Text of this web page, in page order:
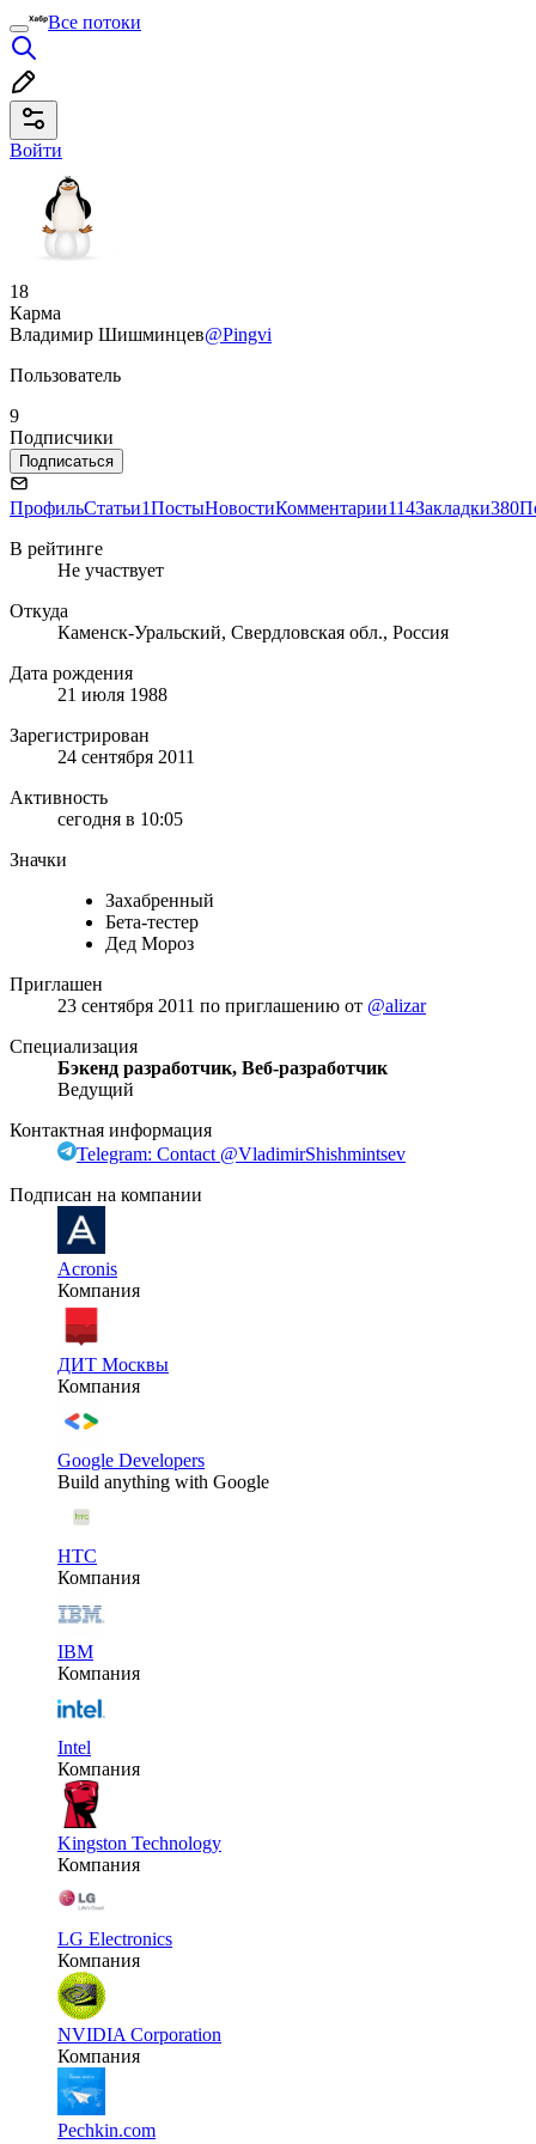
Все потоки
Войти
18
Карма
Владимир Шишминцев@Pingvi
Пользователь
9
Подписчики
Подписаться
ПрофильСтатьи1ПостыНовостиКомментарии114Закладки380
В рейтинге
Не участвует
Откуда
Каменск-Уральский, Свердловская обл., Россия
Дата рождения
21 июля 1988
Зарегистрирован
24 сентября 2011
Активность
сегодня в 10:05
Значки
Захабренный
Бета-тестер
Дед Мороз
Приглашен
23 сентября 2011 по приглашению от @alizar
Специализация
Бэкенд разработчик, Веб-разработчик
Ведущий
Контактная информация
Telegram: Contact @VladimirShishmintsev
Подписан на компании
Acronis
Компания
ДИТ Москвы
Компания
Google Developers
Build anything with Google
HTC
Компания
IBM
Компания
Intel
Компания
Kingston Technology
Компания
LG Electronics
Компания
NVIDIA Corporation
Компания
Pechkin.com